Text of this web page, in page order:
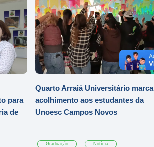
para
de
Quarto Arraiá Universitário marca
acolhimento aos estudantes da
Unoesc Campos Novos
Graduação Notícia